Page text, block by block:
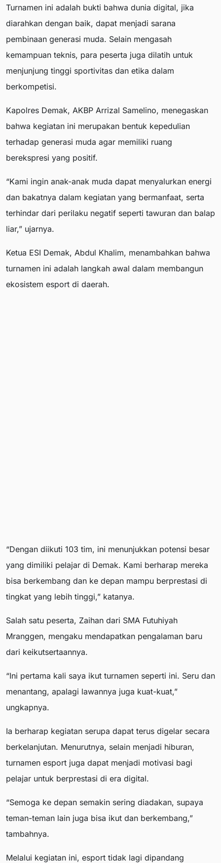
Turnamen ini adalah bukti bahwa dunia digital, jika
diarahkan dengan baik, dapat menjadi sarana
pembinaan generasi muda. Selain mengasah
kemampuan teknis, para peserta juga dilatih untuk
menjunjung tinggi sportivitas dan etika dalam
berkompetisi.
Kapolres Demak, AKBP Arrizal Samelino, menegaskan
bahwa kegiatan ini merupakan bentuk kepedulian
terhadap generasi muda agar memiliki ruang
berekspresi yang positif.
“Kami ingin anak-anak muda dapat menyalurkan energi
dan bakatnya dalam kegiatan yang bermanfaat, serta
terhindar dari perilaku negatif seperti tawuran dan balap
liar,” ujarnya.
Ketua ESI Demak, Abdul Khalim, menambahkan bahwa
turnamen ini adalah langkah awal dalam membangun
ekosistem esport di daerah.
“Dengan diikuti 103 tim, ini menunjukkan potensi besar
yang dimiliki pelajar di Demak. Kami berharap mereka
bisa berkembang dan ke depan mampu berprestasi di
tingkat yang lebih tinggi,” katanya.
Salah satu peserta, Zaihan dari SMA Futuhiyah
Mranggen, mengaku mendapatkan pengalaman baru
dari keikutsertaannya.
“Ini pertama kali saya ikut turnamen seperti ini. Seru dan
menantang, apalagi lawannya juga kuat-kuat,”
ungkapnya.
Ia berharap kegiatan serupa dapat terus digelar secara
berkelanjutan. Menurutnya, selain menjadi hiburan,
turnamen esport juga dapat menjadi motivasi bagi
pelajar untuk berprestasi di era digital.
“Semoga ke depan semakin sering diadakan, supaya
teman-teman lain juga bisa ikut dan berkembang,”
tambahnya.
Melalui kegiatan ini, esport tidak lagi dipandang